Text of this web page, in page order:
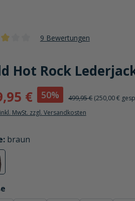
9 Bewertungen
Hot Rock
€
50% 499,95 € (250,00 €
MwSt. zzgl. Versandkosten
: braun
Option ist zurzeit nicht verfügbar.)